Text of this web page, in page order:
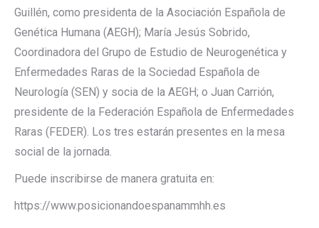
Guillén, como presidenta de la Asociación Española de
Genética Humana (AEGH); María Jesús Sobrido,
Coordinadora del Grupo de Estudio de Neurogenética y
Enfermedades Raras de la Sociedad Española de
Neurología (SEN) y socia de la AEGH; o Juan Carrión,
presidente de la Federación Española de Enfermedades
Raras (FEDER). Los tres estarán presentes en la mesa
social de la jornada.
Puede inscribirse de manera gratuita en:
https://www.posicionandoespanammhh.es